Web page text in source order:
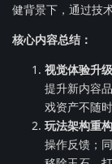
健背景下，通过技
核心内容总结：
视觉体验升级
提升新内容
戏资产不随时
玩法架构重构
操作反馈；